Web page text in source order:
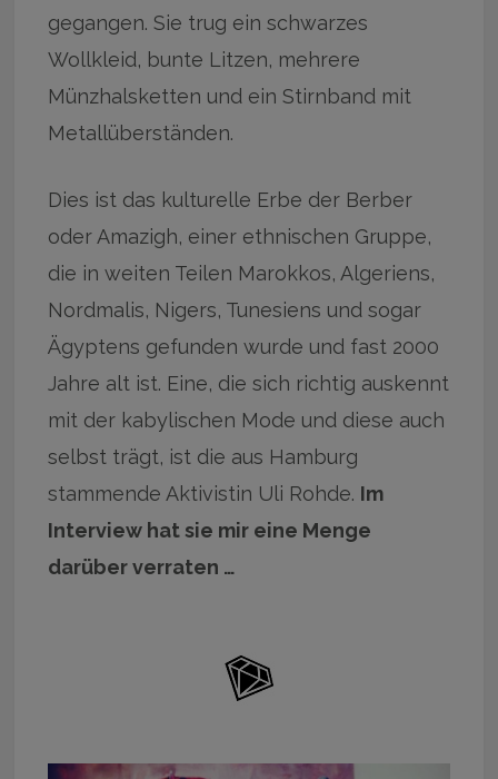
gegangen. Sie trug ein schwarzes
Wollkleid, bunte Litzen, mehrere
Münzhalsketten und ein Stirnband mit
Metallüberständen.
Dies ist das kulturelle Erbe der Berber
oder Amazigh, einer ethnischen Gruppe,
die in weiten Teilen Marokkos, Algeriens,
Nordmalis, Nigers, Tunesiens und sogar
Ägyptens gefunden wurde und fast 2000
Jahre alt ist. Eine, die sich richtig auskennt
mit der kabylischen Mode und diese auch
selbst trägt, ist die aus Hamburg
stammende Aktivistin Uli Rohde. Im
Interview hat sie mir eine Menge
darüber verraten …